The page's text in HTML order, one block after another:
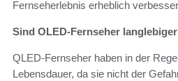
Fernseherlebnis erheblich
Sind OLED-Fernseher
QLED-Fernseher haben in der
Lebensdauer, da sie nicht der